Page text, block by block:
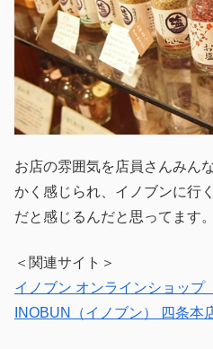
お店の雰囲気を店員さんみん
かく感じられ、イノブンに行
だと感じるんだと思ってます。
＜関連サイト＞
イノブン オンラインショップ
INOBUN（イノブン） 四条本